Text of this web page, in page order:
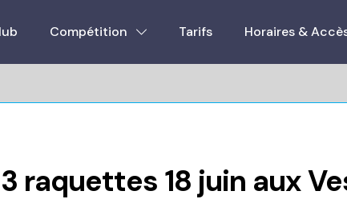
Compétition Tarifs Horaires &
raquettes 18 juin aux